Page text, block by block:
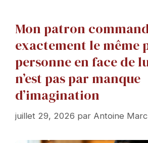
Mon patron
exactement le même
personne en face de
n’est pas par manque
d’imagination
juillet 29, 2026 par Antoine